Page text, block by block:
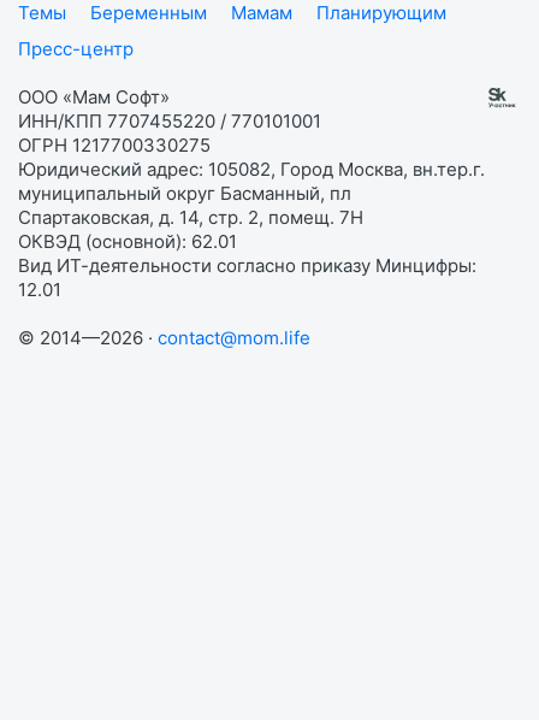
Темы
Беременным Мамам
Планирующим
Пресс-центр
ООО «Мам Софт»
ИНН/КПП 7707455220 / 770101001
ОГРН 1217700330275
Юридический адрес: 105082, Город Москва, вн.тер.г.
муниципальный округ Басманный, пл
Спартаковская, д. 14, стр. 2, помещ. 7Н
ОКВЭД (основной): 62.01
Вид ИТ-деятельности согласно приказу Минцифры:
12.01
© 2014—2026 · contact@mom.life